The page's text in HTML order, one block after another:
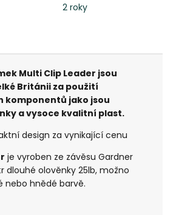
2 roky
Multi Clip Leader jsou
Británii za použití
komponentů jako jsou
a vysoce kvalitní plast.
design za vynikající cenu
je vyroben ze závěsu Gardner
dlouhé olověnky 25lb, možno
nebo hnědé barvě.